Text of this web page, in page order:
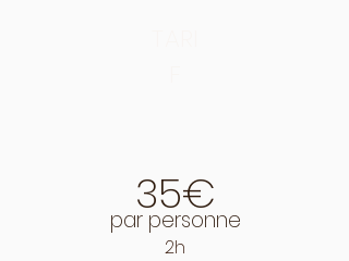
35€
par personne
2h